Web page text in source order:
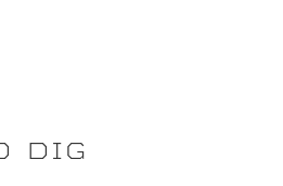
DIG